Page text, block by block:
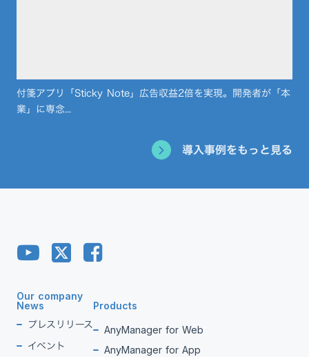
付箋アプリ「Sticky Note」広告収益2倍を実現。開発者が「本
業」に専念...
導入事例をもっと見る
Our company
News
プレスリリース
イベント
Products
AnyManager for Web
AnyManager for App